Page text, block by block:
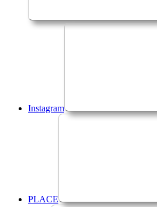
Instagram
PLACE